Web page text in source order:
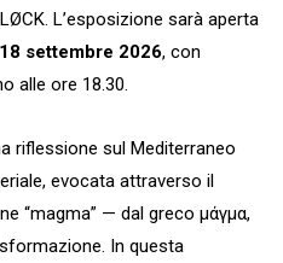
L’esposizione sarà aperta
settembre 2026, con
alle ore 18.30.
riflessione sul Mediterraneo
evocata attraverso il
“magma” — dal greco μάγμα,
In questa